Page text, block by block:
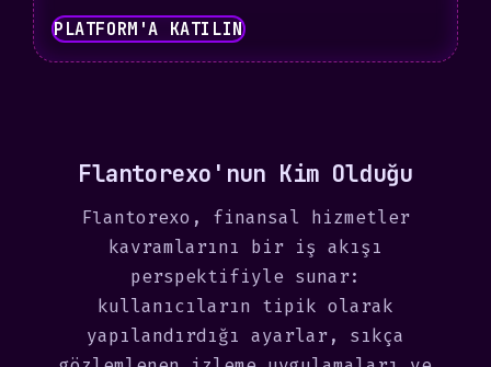
PLATFORM'A KATILIN
Flantorexo'nun Kim Olduğu
Flantorexo, finansal hizmetler
kavramlarını bir iş akışı
perspektifiyle sunar:
kullanıcıların tipik olarak
yapılandırdığı ayarlar, sıkça